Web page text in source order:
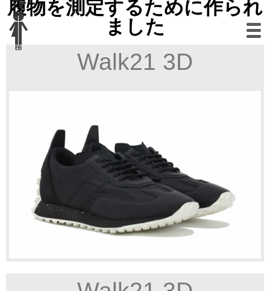
履物を測定するために作られ
ました
Walk21 3D